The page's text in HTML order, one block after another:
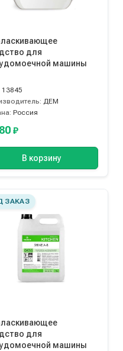
для
машины
13845
ДЕМ
Россия
₽
В корзину
ЗАКАЗ
для
машины